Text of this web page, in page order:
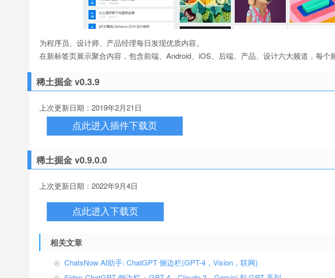
为程序员、设计师、产品经理每日发现优质内容。
在新标签页展示聚合内容，包含前端、Android、iOS、后端、产品、设计六大频道，每个
稀土掘金 v0.3.9
上次更新日期：2019年2月21日
点此进入插件下载页
稀土掘金 v0.9.0.0
上次更新日期：2022年9月4日
点此进入下载页
相关文章
ChatsNow AI助手: ChatGPT 侧边栏(GPT-4，Vision，联网)